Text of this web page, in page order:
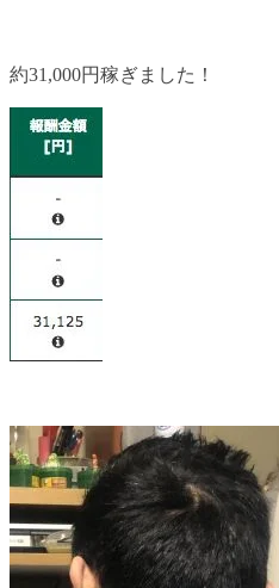
約31,000円稼ぎました！